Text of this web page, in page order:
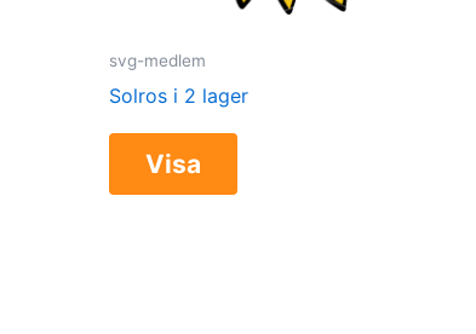
svg-medlem
Solros i 2 lager
Visa